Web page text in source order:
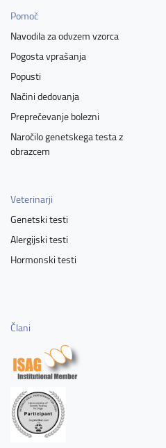
Pomoč
Navodila za odvzem vzorca
Pogosta vprašanja
Popusti
Načini dedovanja
Preprečevanje bolezni
Naročilo genetskega testa z
obrazcem
Veterinarji
Genetski testi
Alergijski testi
Hormonski testi
Člani